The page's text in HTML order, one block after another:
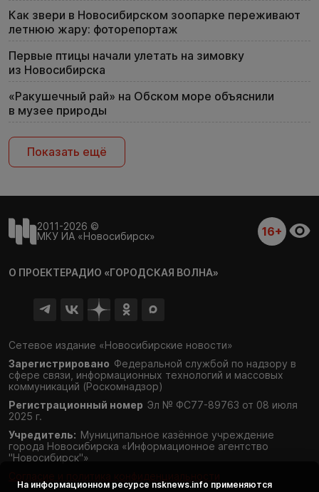
Как звери в Новосибирском зоопарке переживают
летнюю жару: фоторепортаж
Первые птицы начали улетать на зимовку
из Новосибирска
«Ракушечный рай» на Обском море объяснили
в музее природы
Показать ещё
2011-2026 ©
МКУ ИА «Новосибирск»
16+
О ПРОЕКТЕРАДИО «ГОРОДСКАЯ ВОЛНА»
Сетевое издание «Новосибирские новости»
Зарегистрировано Федеральной службой по надзору в
сфере связи, информационных технологий и массовых
коммуникаций (Роскомнадзор)
Регистрационный номер Эл № ФС77-89763 от 08 июля
2025 г.
Учредитель: Муниципальное казённое учреждение
города Новосибирска «Информационное агентство
"Новосибирск"»
На информационном ресурсе nsknews.info применяются